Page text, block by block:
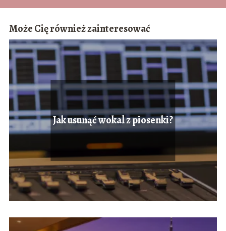
Może Cię również zainteresować
Jak usunąć wokal z piosenki?